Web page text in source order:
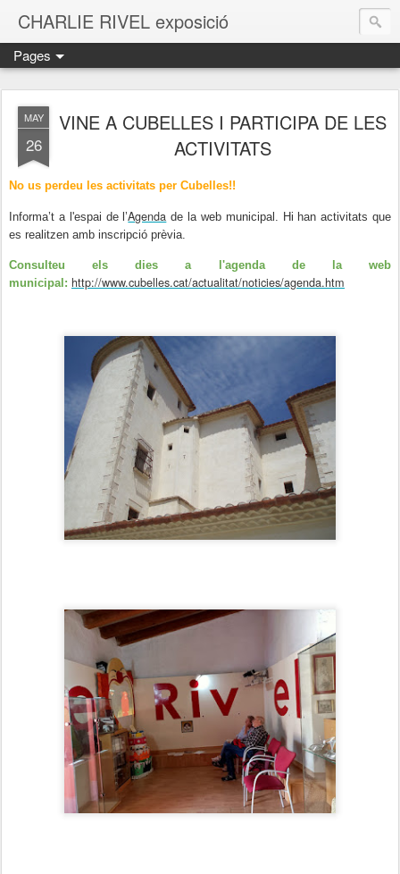
CHARLIE RIVEL exposició
Pages
MAY
26
VINE A CUBELLES I PARTICIPA DE LES
ACTIVITATS
No us perdeu les activitats per Cubelles!!
Informa’t a l'espai de l’Agenda de la web municipal. Hi han activitats que
es realitzen amb inscripció prèvia.
Consulteu els dies a l'agenda de la web
municipal: http://www.cubelles.cat/actualitat/noticies/agenda.htm